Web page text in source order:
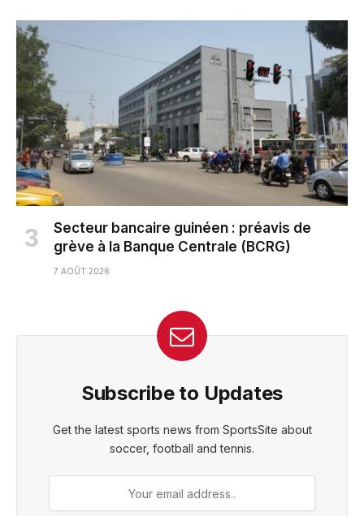
Secteur bancaire guinéen : préavis de
grève à la Banque Centrale (BCRG)
7 AOÛT 2026
Subscribe to Updates
Get the latest sports news from SportsSite about
soccer, football and tennis.